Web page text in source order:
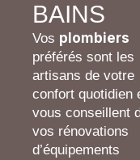
BAINS
Vos plombiers
préférés sont les
artisans de votre
confort quotidien
vous conseillent
vos rénovations
d’équipements